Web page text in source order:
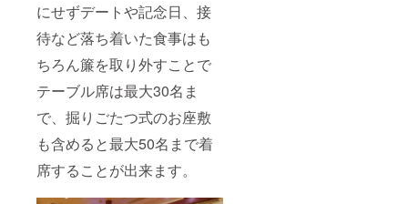
にせずデートや記念日、接
待など落ち着いた食事はも
ちろん簾を取り外すことで
テーブル席は最大30名ま
で、掘りごたつ式のお座敷
も含めると最大50名まで着
席することが出来ます。